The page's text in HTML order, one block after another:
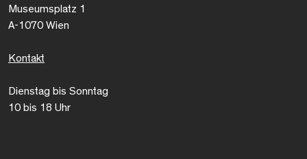
Museumsplatz 1
A-1070 Wien
Kontakt
Dienstag bis Sonntag
10 bis 18 Uhr